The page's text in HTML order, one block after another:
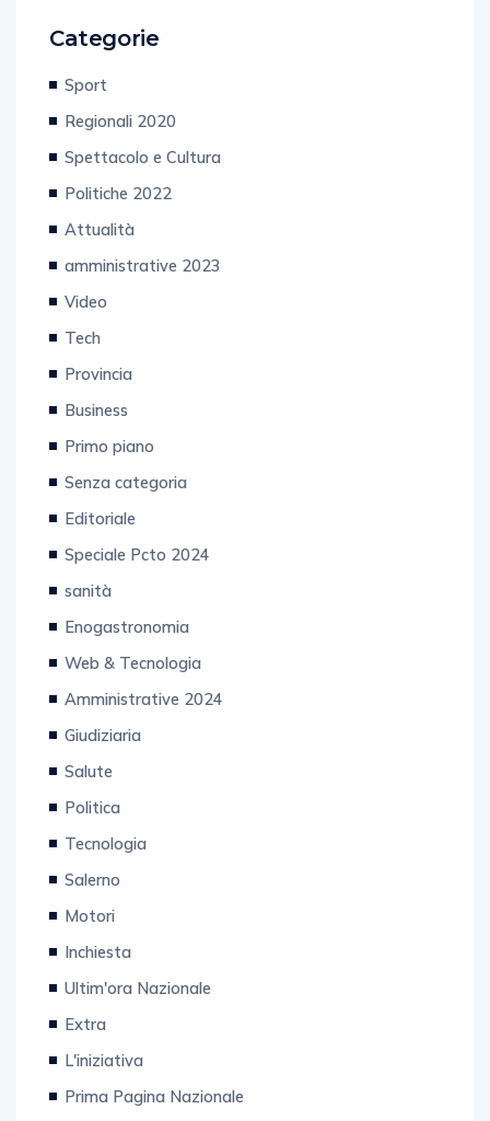
Regionali 2020
Spettacolo e Cultura
Politiche 2022
Attualità
amministrative 2023
Video
Tech
Provincia
Business
Primo piano
Senza categoria
Editoriale
Speciale Pcto 2024
sanità
Enogastronomia
Web & Tecnologia
Amministrative 2024
Giudiziaria
Salute
Politica
Tecnologia
Salerno
Motori
Inchiesta
Ultim'ora Nazionale
Extra
L'iniziativa
Prima Pagina Nazionale
Ultimora